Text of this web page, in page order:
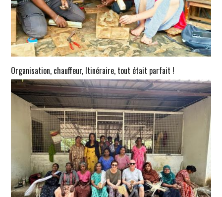
Organisation, chauffeur, Itinéraire, tout était parfait !